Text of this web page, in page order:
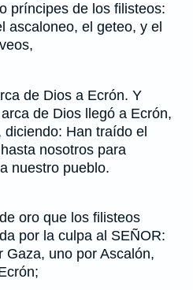
príncipes de los filisteos:
ascaloneo, el geteo, y el
de Dios a Ecrón. Y
de Dios llegó a Ecrón,
diciendo: Han traído el
nosotros para
nuestro pueblo.
oro que los filisteos
por la culpa al SEÑOR:
Gaza, uno por Ascalón,